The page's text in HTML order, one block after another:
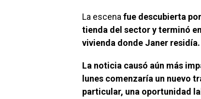
La escenafue descubierta
tienda del sector y terminó
vivienda donde Janer residía.
La noticia causó aún más
lunes comenzaría un nuevo
particular, una oportunidad